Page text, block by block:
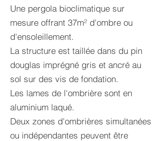
Une pergola bioclimatique sur
mesure offrant 37m² d'ombre ou
d'ensoleillement.
La structure est taillée dans du pin
douglas imprégné gris et ancré au
sol sur des vis de fondation.
Les lames de l'ombrière sont en
aluminium laqué.
Deux zones d'ombrières simultanées
ou indépendantes peuvent être